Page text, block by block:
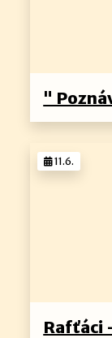
"
Rafťáci
11.6.